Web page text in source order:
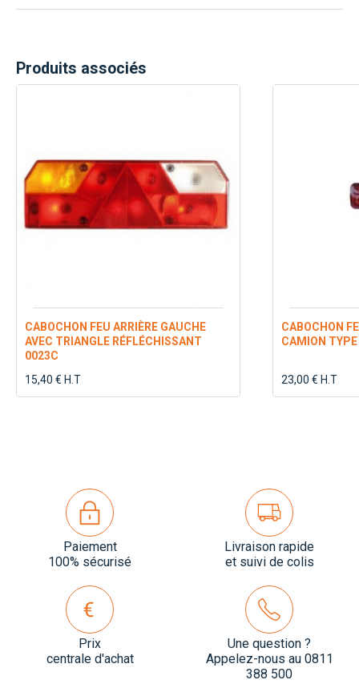
Produits associés
CABOCHON FEU ARRIÈRE GAUCHE
AVEC TRIANGLE RÉFLÉCHISSANT
0023C
15,40 € H.T
CABOCHON
CAMION
23,00 € H.T
Paiement
100% sécurisé
Livraison rapide
et suivi de colis
Prix
centrale d'achat
Une question ?
Appelez-nous au 0811
388 500